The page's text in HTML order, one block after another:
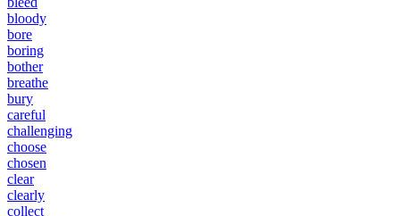
bloody
bore
boring
bother
breathe
bury
careful
challenging
choose
chosen
clear
clearly
collect